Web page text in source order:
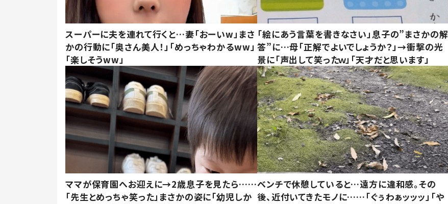
スーパーに夫を連れて行くと…妻「おーいw」まさ
かの行動に「奥さん美人！」「めっちゃわかるww」
「楽しそうww」
「絵にあう言葉を書きなさい」息子の”まさかの解
答”に…母「正解でよいでしょうか？」→衝撃の光
景に「声出して笑ったｗ」「天才だと思います」
ママが保育園へお迎えに→2歳息子を見たら……
「先生とめっちゃ笑った」まさかの姿に「幼児しか
ベンチで休憩していると…遠方に違和感。その
後、近付いてきたモノに……「ぐぅわぁッッッ」「や